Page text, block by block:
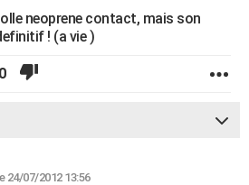
neoprene contact, mais son
! (a vie )
0
24/07/2012 13:56